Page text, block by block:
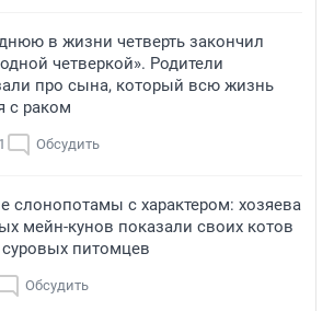
в жизни четверть закончил
четверкой». Родители
про сына, который всю жизнь
с раком
Обсудить
слонопотамы с характером: хозяева
мейн-кунов показали своих котов
питомцев
Обсудить